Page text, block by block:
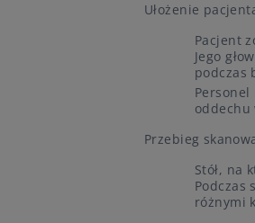
Ułożenie
Pacjent
Jego
podczas
oddechu
Przebieg
Stół, na
Podczas
różnymi